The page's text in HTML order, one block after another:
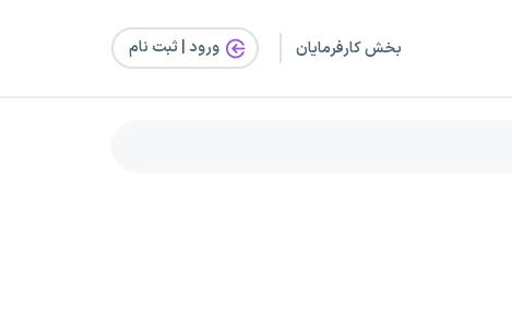
بخش کارفرمایان ورود | ثبت‌ نام